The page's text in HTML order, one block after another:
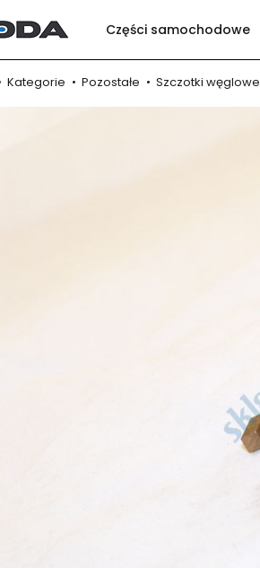
Części samochodowe
Kategorie Pozostałe Szczotki węglowe